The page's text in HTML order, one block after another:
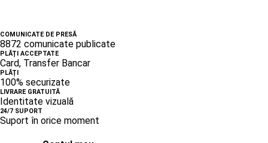
COMUNICATE DE PRESĂ
8872 comunicate publicate
PLĂȚI ACCEPTATE
Card, Transfer Bancar
PLĂȚI
100% securizate
LIVRARE GRATUITĂ
Identitate vizuală
24/7 SUPORT
Suport în orice moment